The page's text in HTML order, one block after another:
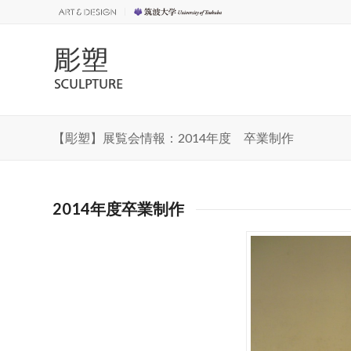
【彫塑】展覧会情報：2014年度 卒業制作
2014年度卒業制作